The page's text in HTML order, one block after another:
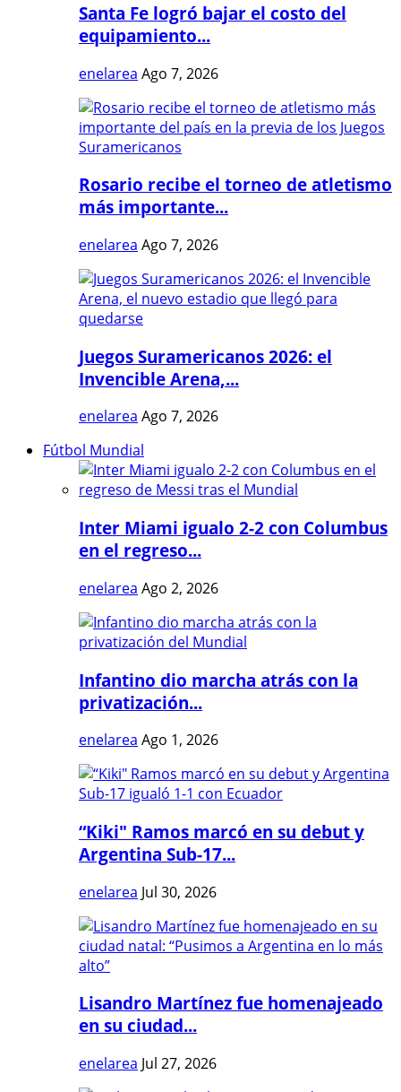
Santa Fe logró bajar el costo del
equipamiento...
enelarea Ago 7, 2026
Rosario recibe el torneo de atletismo
más importante...
enelarea Ago 7, 2026
Juegos Suramericanos 2026: el
Invencible Arena,...
enelarea Ago 7, 2026
Fútbol Mundial
Inter Miami igualo 2-2 con Columbus
en el regreso...
enelarea Ago 2, 2026
Infantino dio marcha atrás con la
privatización...
enelarea Ago 1, 2026
“Kiki" Ramos marcó en su debut y
Argentina Sub-17...
enelarea Jul 30, 2026
Lisandro Martínez fue homenajeado
en su ciudad...
enelarea Jul 27, 2026